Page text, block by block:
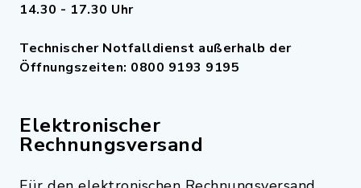
14.30 - 17.30 Uhr
Technischer Notfalldienst außerhalb der
Öffnungszeiten: 0800 9193 9195
Elektronischer
Rechnungsversand